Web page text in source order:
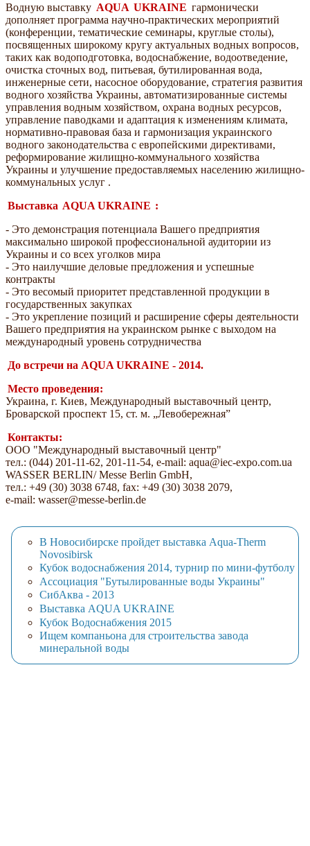
Водную выставку AQUA UKRAINE гармонически
дополняет программа научно-практических мероприятий
(конференции, тематические семинары, круглые столы),
посвященных широкому кругу актуальных водных вопросов,
таких как водоподготовка, водоснабжение, водоотведение,
очистка сточных вод, питьевая, бутилированная вода,
инженерные сети, насосное оборудование, стратегия развития
водного хозяйства Украины, автоматизированные системы
управления водным хозяйством, охрана водных ресурсов,
управление паводками и адаптация к изменениям климата,
нормативно-правовая база и гармонизация украинского
водного законодательства с европейскими директивами,
реформирование жилищно-коммунального хозяйства
Украины и улучшение предоставляемых населению жилищно-
коммунальных услуг .
Выставка AQUA UKRAINE :
- Это демонстрация потенциала Вашего предприятия
максимально широкой профессиональной аудитории из
Украины и со всех уголков мира
- Это наилучшие деловые предложения и успешные
контракты
- Это весомый приоритет представленной продукции в
государственных закупках
- Это укрепление позиций и расширение сферы деятельности
Вашего предприятия на украинском рынке с выходом на
международный уровень сотрудничества
До встречи на AQUA UKRAINE - 2014.
Место проведения:
Украина, г. Киев, Международный выставочный центр,
Броварской проспект 15, ст. м. „Левобережная”
Контакты:
ООО "Международный выставочный центр"
тел.: (044) 201-11-62, 201-11-54, e-mail: aqua@iec-expo.com.ua
WASSER BERLIN/ Messe Berlin GmbH,
тел.: +49 (30) 3038 6748, fax: +49 (30) 3038 2079,
e-mail: wasser@messe-berlin.de
В Новосибирске пройдет выставка Aqua-Therm
Novosibirsk
Кубок водоснабжения 2014, турнир по мини-футболу
Ассоциация "Бутылированные воды Украины"
СибАква - 2013
Выставка AQUA UKRAINE
Кубок Водоснабжения 2015
Ищем компаньона для строительства завода
минеральной воды